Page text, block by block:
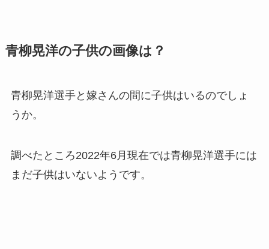
青柳晃洋の子供の画像は？
青柳晃洋選手と嫁さんの間に子供はいるのでしょ
うか。
調べたところ2022年6月現在では青柳晃洋選手には
まだ子供はいないようです。